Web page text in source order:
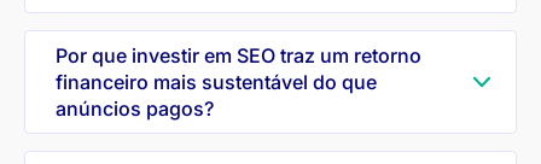
Por que investir em SEO traz um retorno
financeiro mais sustentável do que
anúncios pagos?